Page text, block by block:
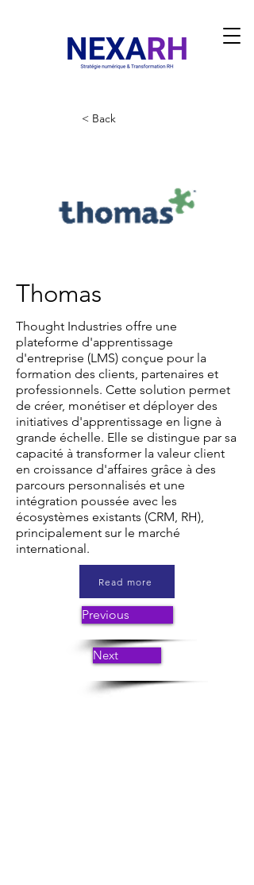
< Back
Thomas
Thought Industries offre une
plateforme d'apprentissage
d'entreprise (LMS) conçue pour la
formation des clients, partenaires et
professionnels. Cette solution permet
de créer, monétiser et déployer des
initiatives d'apprentissage en ligne à
grande échelle. Elle se distingue par sa
capacité à transformer la valeur client
en croissance d'affaires grâce à des
parcours personnalisés et une
intégration poussée avec les
écosystèmes existants (CRM, RH),
principalement sur le marché
international.
Read more
Previous
Next